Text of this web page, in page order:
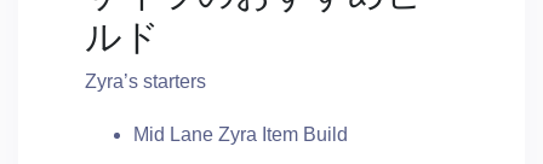
ルド
Zyra’s starters
Mid Lane Zyra Item Build